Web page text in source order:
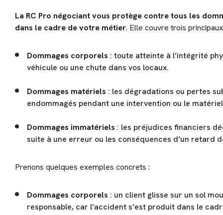
La RC Pro négociant vous protège contre tous les
dans le cadre de votre métier. Elle couvre trois
Dommages corporels : toute atteinte à l’intégrité
véhicule ou une chute dans vos locaux.
Dommages matériels : les dégradations ou pertes
endommagés pendant une intervention ou le
Dommages immatériels : les préjudices financiers
suite à une erreur ou les conséquences d’un retard
Prenons quelques exemples concrets :
Dommages corporels : un client glisse sur un sol
responsable, car l’accident s’est produit dans le